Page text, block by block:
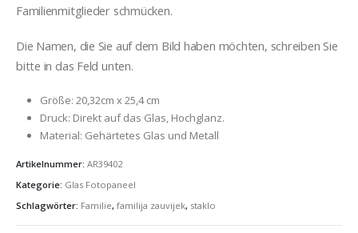
Familienmitglieder schmücken.
Die Namen, die Sie auf dem Bild haben möchten, schreiben Sie
bitte in das Feld unten.
Größe: 20,32cm x 25,4 cm
Druck: Direkt auf das Glas, Hochglanz.
Material: Gehärtetes Glas und Metall
Artikelnummer: AR39402
Kategorie: Glas Fotopaneel
Schlagwörter: Familie, familija zauvijek, staklo